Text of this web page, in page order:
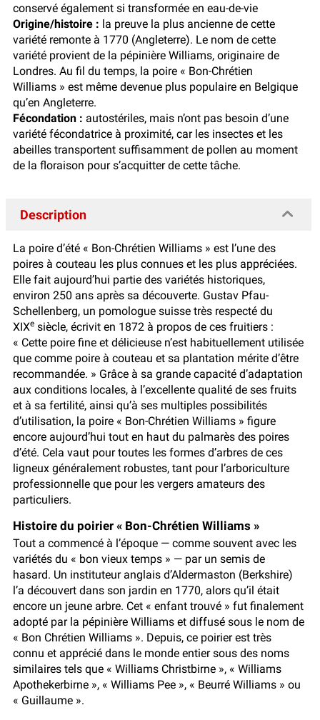
conservé également si transformée en eau-de-vie
Origine/histoire : la preuve la plus ancienne de cette
variété remonte à 1770 (Angleterre). Le nom de cette
variété provient de la pépinière Williams, originaire de
Londres. Au fil du temps, la poire « Bon-Chrétien
Williams » est même devenue plus populaire en Belgique
qu’en Angleterre.
Fécondation : autostériles, mais n’ont pas besoin d’une
variété fécondatrice à proximité, car les insectes et les
abeilles transportent suffisamment de pollen au moment
de la floraison pour s’acquitter de cette tâche.
Description
La poire d’été « Bon-Chrétien Williams » est l’une des
poires à couteau les plus connues et les plus appréciées.
Elle fait aujourd’hui partie des variétés historiques,
environ 250 ans après sa découverte. Gustav Pfau-
Schellenberg, un pomologue suisse très respecté du
XIXe siècle, écrivit en 1872 à propos de ces fruitiers :
« Cette poire fine et délicieuse n’est habituellement utilisée
que comme poire à couteau et sa plantation mérite d’être
recommandée. » Grâce à sa grande capacité d’adaptation
aux conditions locales, à l’excellente qualité de ses fruits
et à sa fertilité, ainsi qu’à ses multiples possibilités
d’utilisation, la poire « Bon-Chrétien Williams » figure
encore aujourd’hui tout en haut du palmarès des poires
d’été. Cela vaut pour toutes les formes d’arbres de ces
ligneux généralement robustes, tant pour l’arboriculture
professionnelle que pour les vergers amateurs des
particuliers.
Histoire du poirier « Bon-Chrétien Williams »
Tout a commencé à l’époque — comme souvent avec les
variétés du « bon vieux temps » — par un semis de
hasard. Un instituteur anglais d’Aldermaston (Berkshire)
l’a découvert dans son jardin en 1770, alors qu’il était
encore un jeune arbre. Cet « enfant trouvé » fut finalement
adopté par la pépinière Williams et diffusé sous le nom de
« Bon Chrétien Williams ». Depuis, ce poirier est très
connu et apprécié dans le monde entier sous des noms
similaires tels que « Williams Christbirne », « Williams
Apothekerbirne », « Williams Pee », « Beurré Williams » ou
« Guillaume ».